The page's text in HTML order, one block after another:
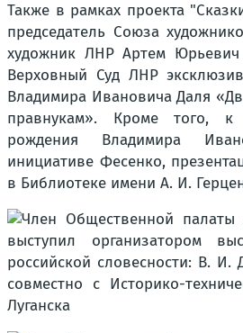
Также в рамках проекта
председатель Союза
художник ЛНР Артем
Верховный Суд ЛНР
Владимира Ивановича Даля
правнукам». Кроме того,
рождения Владимира
инициативе Фесенко,
в Библиотеке имени А. И.